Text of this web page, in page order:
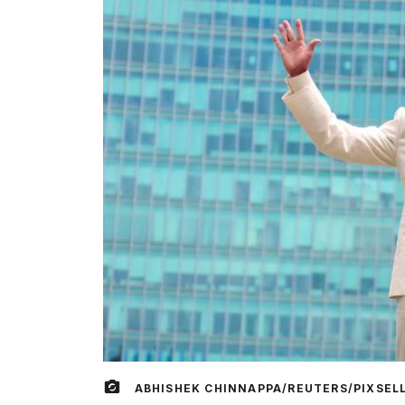
ABHISHEK CHINNAPPA/REUTERS/